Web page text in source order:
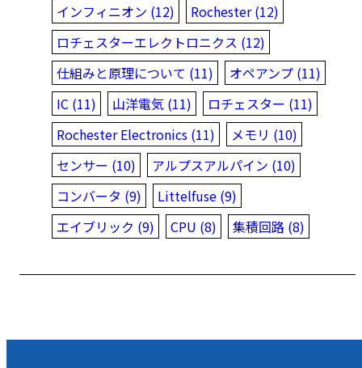
インフィニオン (12)
Rochester (12)
ロチェスターエレクトロニクス (12)
仕組みと原理について (11)
オペアンプ (11)
IC (11)
山洋電気 (11)
ロチェスター (11)
Rochester Electronics (11)
メモリ (10)
センサー (10)
アルプスアルパイン (10)
コンバータ (9)
Littelfuse (9)
エイブリック (9)
CPU (8) 集積回路 (8)